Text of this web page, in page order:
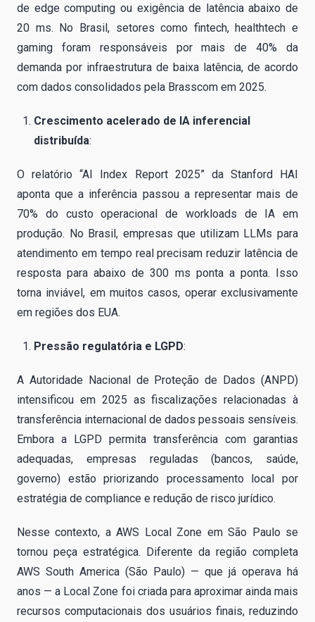
de edge computing ou exigência de latência abaixo de
20 ms. No Brasil, setores como fintech, healthtech e
gaming foram responsáveis por mais de 40% da
demanda por infraestrutura de baixa latência, de acordo
com dados consolidados pela Brasscom em 2025.
Crescimento acelerado de IA inferencial
distribuída:
O relatório “AI Index Report 2025” da Stanford HAI
aponta que a inferência passou a representar mais de
70% do custo operacional de workloads de IA em
produção. No Brasil, empresas que utilizam LLMs para
atendimento em tempo real precisam reduzir latência de
resposta para abaixo de 300 ms ponta a ponta. Isso
torna inviável, em muitos casos, operar exclusivamente
em regiões dos EUA.
Pressão regulatória e LGPD:
A Autoridade Nacional de Proteção de Dados (ANPD)
intensificou em 2025 as fiscalizações relacionadas à
transferência internacional de dados pessoais sensíveis.
Embora a LGPD permita transferência com garantias
adequadas, empresas reguladas (bancos, saúde,
governo) estão priorizando processamento local por
estratégia de compliance e redução de risco jurídico.
Nesse contexto, a AWS Local Zone em São Paulo se
tornou peça estratégica. Diferente da região completa
AWS South America (São Paulo) — que já operava há
anos — a Local Zone foi criada para aproximar ainda mais
recursos computacionais dos usuários finais, reduzindo